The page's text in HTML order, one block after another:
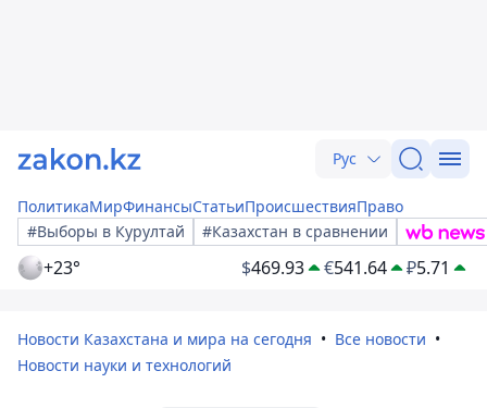
Рус
ПолитикаМирФинансыСтатьиПроисшествияПраво
#Выборы в Курултай
#Казахстан в сравнении
+23° $469.93 €541.64 ₽5.71
Новости Казахстана и мира на сегодня
Все новости
Новости науки и технологий